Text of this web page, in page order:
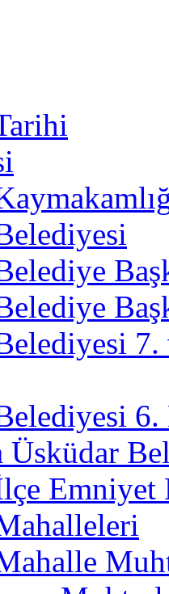
6.
Üsküdar